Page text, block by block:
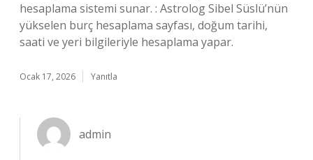
hesaplama sistemi sunar. : Astrolog Sibel Süslü’nün
yükselen burç hesaplama sayfası, doğum tarihi,
saati ve yeri bilgileriyle hesaplama yapar.
Ocak 17, 2026 Yanıtla
admin